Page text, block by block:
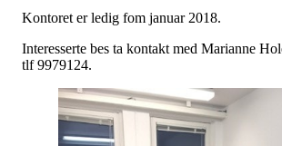
Kontoret er ledig fom januar 2018.
Interesserte bes ta kontakt med Marianne
tlf 9979124.